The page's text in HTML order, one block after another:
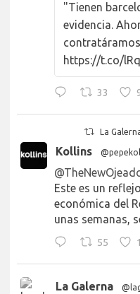
"Tienen
evidencia.
https://t.co/
33
La
Kollins
Este es un
económica del
unas semanas,
55
La Galerna